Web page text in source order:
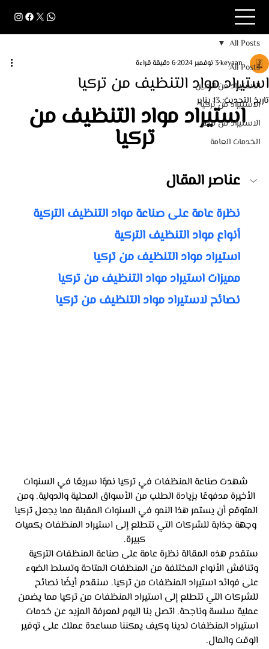
All Posts
الاستيراد من الصين
الاستيراد من تركيا
الاستيراد من مصر
الخدمات العامة
All Posts
استيراد مواد التنظيف من تركيا
keyaan3 نوفمبر 2024 6 دقيقة قراءة
تاريخ التحديث:13 يناير
استيراد مواد التنظيف من
تركيا
عناصر المقال
نظرة عامة على صناعة مواد التنظيف التركية
أنواع مواد التنظيف التركية
استيراد مواد التنظيف من تركيا
مميزات استيراد مواد التنظيف من تركيا
نصائح لاستيراد مواد التنظيف من تركيا
شهدت صناعة المنظفات في تركيا نموًا سريعًا في السنوات
الأخيرة مدفوعًا بزيادة الطلب من الأسواق المحلية والدولية. ومن
المتوقع أن يستمر هذا النمو في السنوات المقبلة مما يجعل تركيا
وجهة جذابة للشركات التي تتطلع إلى استيراد المنظفات بكميات
كبيرة.
ستقدم هذه المقالة نظرة عامة على صناعة المنظفات التركية
وتناقش الأنواع المختلفة من المنظفات المتاحة وتسلط الضوء
على فوائد استيراد المنظفات من تركيا. سنقدم أيضًا نصائح
للشركات التي تتطلع إلى استيراد المنظفات من تركيا مما يضمن
عملية سلسة وناجحة. اتصل بنا اليوم لمعرفة المزيد عن خدمات
استيراد المنظفات لدينا وكيف يمكننا مساعدة عملك على توفير
الوقت والمال.